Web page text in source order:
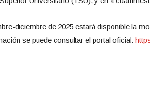
diciembre de 2025 estará disponible la
se puede consultar el portal oficial: